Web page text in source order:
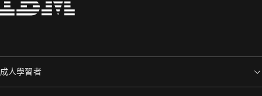
成人學習者